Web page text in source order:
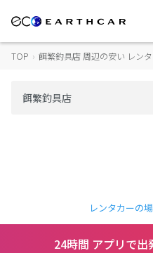
TOP › 餌繁釣具店 周辺の安い レン
レンタカーの
24時間 アプリで